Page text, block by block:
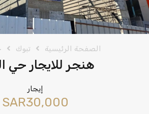
الصفحة الرئيسية تبوك
هنجر للايجار حي
إيجار
‪SAR30,000